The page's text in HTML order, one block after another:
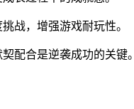
战，增强游戏耐玩性。
配合是逆袭成功的关键。